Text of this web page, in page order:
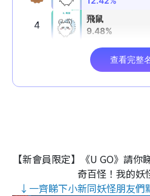
【新會員限定】《U GO》請
奇百怪！我的妖
↓一齊睇下小新同妖怪朋友們